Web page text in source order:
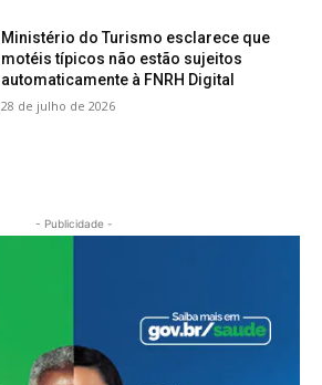
Ministério do Turismo esclarece que
motéis típicos não estão sujeitos
automaticamente à FNRH Digital
28 de julho de 2026
- Publicidade -